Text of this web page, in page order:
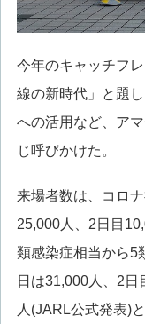
今年のキャッチフ
線の新時代」と題
への活用など、ア
じ呼びかけた。
来場者数は、コロ
25,000人、2日目
類感染症相当から5
日は31,000人、2
人(JARL公式発表)